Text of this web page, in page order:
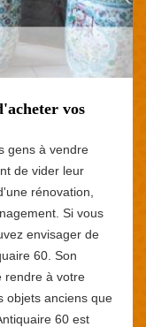
vos
gens à vendre
de vider leur
rénovation,
Si vous
envisager de
60. Son
rendre à votre
objets anciens que
60 est